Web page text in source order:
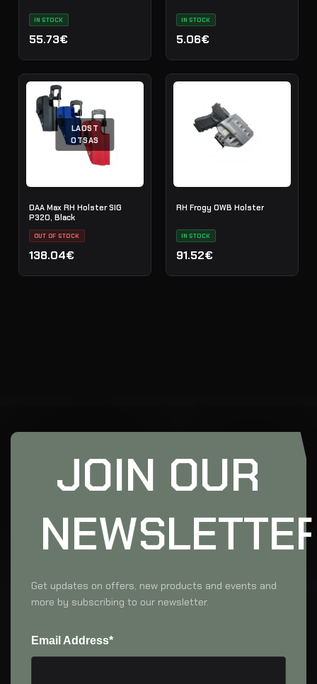
IN STOCK
55.73€
IN STOCK
5.06€
LAOST
OTSAS
DAA Max RH Holster SIG
P320, Black
OUT OF STOCK
138.04€
RH Frogy OWB Holster
IN STOCK
91.52€
JOIN OUR
Get updates on offers, new products and events and
more by subscribing to our newsletter.
Email Address*